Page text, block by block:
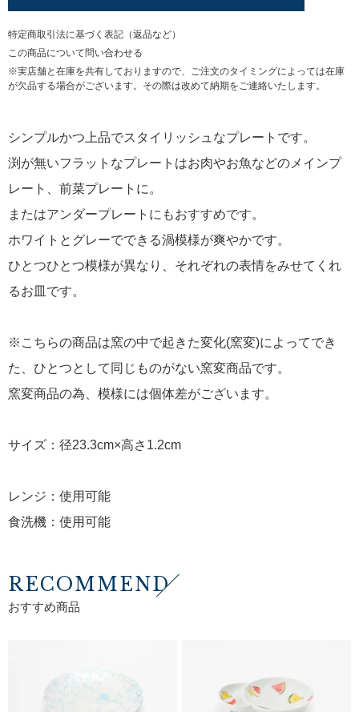
特定商取引法に基づく表記（返品など）
この商品について問い合わせる
※実店舗と在庫を共有しておりますので、ご注文のタイミングによっては在庫
が欠品する場合がございます。その際は改めて納期をご連絡いたします。
シンプルかつ上品でスタイリッシュなプレートです。
渕が無いフラットなプレートはお肉やお魚などのメインプ
レート、前菜プレートに。
またはアンダープレートにもおすすめです。
ホワイトとグレーでできる渦模様が爽やかです。
ひとつひとつ模様が異なり、それぞれの表情をみせてくれ
るお皿です。
※こちらの商品は窯の中で起きた変化(窯変)によってでき
た、ひとつとして同じものがない窯変商品です。
窯変商品の為、模様には個体差がございます。
サイズ：径23.3cm×高さ1.2cm
レンジ：使用可能
食洗機：使用可能
RECOMMEND
おすすめ商品